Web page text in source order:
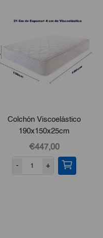
Colchón Viscoelástico
190x150x25cm
€447,00
- +